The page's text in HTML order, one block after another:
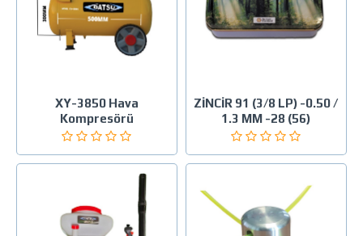
XY-3850 Hava
Kompresörü
ZİNCİR 91 (3/8 LP) -0.50 /
1.3 MM -28 (56)